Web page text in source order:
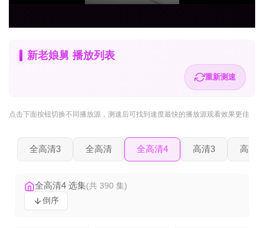
新老娘舅 播放列表
重新测速
点击下面按钮切换不同播放源 ，测速后可找到速度最快的播放源观看效果更佳
全高清3 全高清 全高清4 高清3 高清2
全高清4 选集(共 390 集)
倒序